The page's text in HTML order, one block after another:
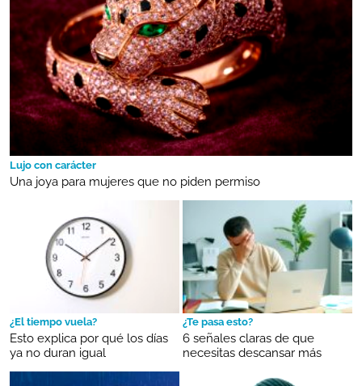
Lujo con carácter
Una joya para mujeres que no piden permiso
¿El tiempo vuela?
Esto explica por qué los días
ya no duran igual
¿Te pasa esto?
6 señales claras de que
necesitas descansar más